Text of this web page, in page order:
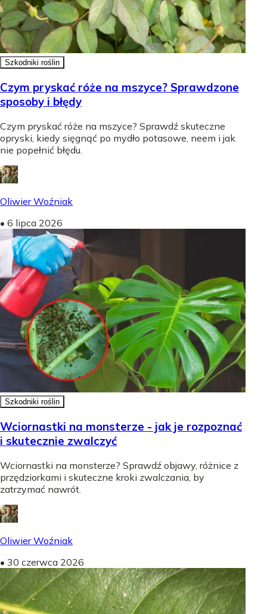
Szkodniki roślin
Czym pryskać róże na mszyce? Sprawdzone
sposoby i błędy
Czym pryskać róże na mszyce? Sprawdź skuteczne
opryski, kiedy sięgnąć po mydło potasowe, neem i jak
nie popełnić błędu.
Oliwier Woźniak
• 6 lipca 2026
Szkodniki roślin
Wciornastki na monsterze - jak je rozpoznać
i skutecznie zwalczyć
Wciornastki na monsterze? Sprawdź objawy, różnice z
przędziorkami i skuteczne kroki zwalczania, by
zatrzymać nawrót.
Oliwier Woźniak
• 30 czerwca 2026